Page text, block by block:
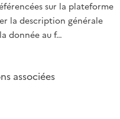
sur la plateforme
la description générale
donnée au f…
associées